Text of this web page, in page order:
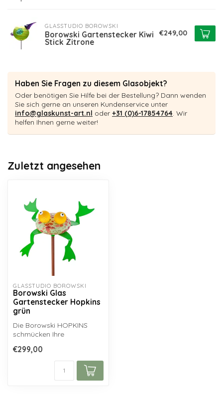
GLASSTUDIO BOROWSKI
Borowski Gartenstecker Kiwi
Stick Zitrone
€249,00
Haben Sie Fragen zu diesem Glasobjekt?
Oder benötigen Sie Hilfe bei der Bestellung? Dann wenden
Sie sich gerne an unseren Kundenservice unter
info@glaskunst-art.nl oder +31 (0)6-17854764. Wir
helfen Ihnen gerne weiter!
Zuletzt angesehen
GLASSTUDIO BOROWSKI
Borowski Glas
Gartenstecker Hopkins
grün
Die Borowski HOPKINS
schmücken Ihre
Blumenrabatten oder
€299,00